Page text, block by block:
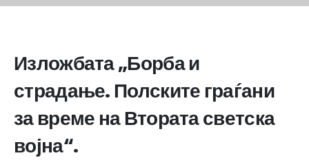
Изложбата „Борба и
страдање. Полските граѓани
за време на Втората светска
војна“.